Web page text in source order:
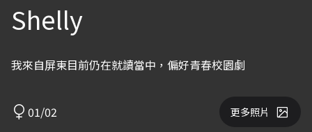
Shelly
我來自屏東目前仍在就讀當中，偏好青春校園劇
01/02 更多照片